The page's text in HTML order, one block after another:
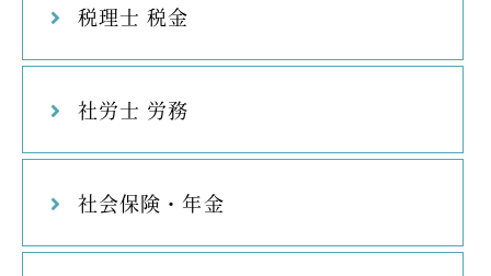
税理士 税金
社労士 労務
社会保険・年金